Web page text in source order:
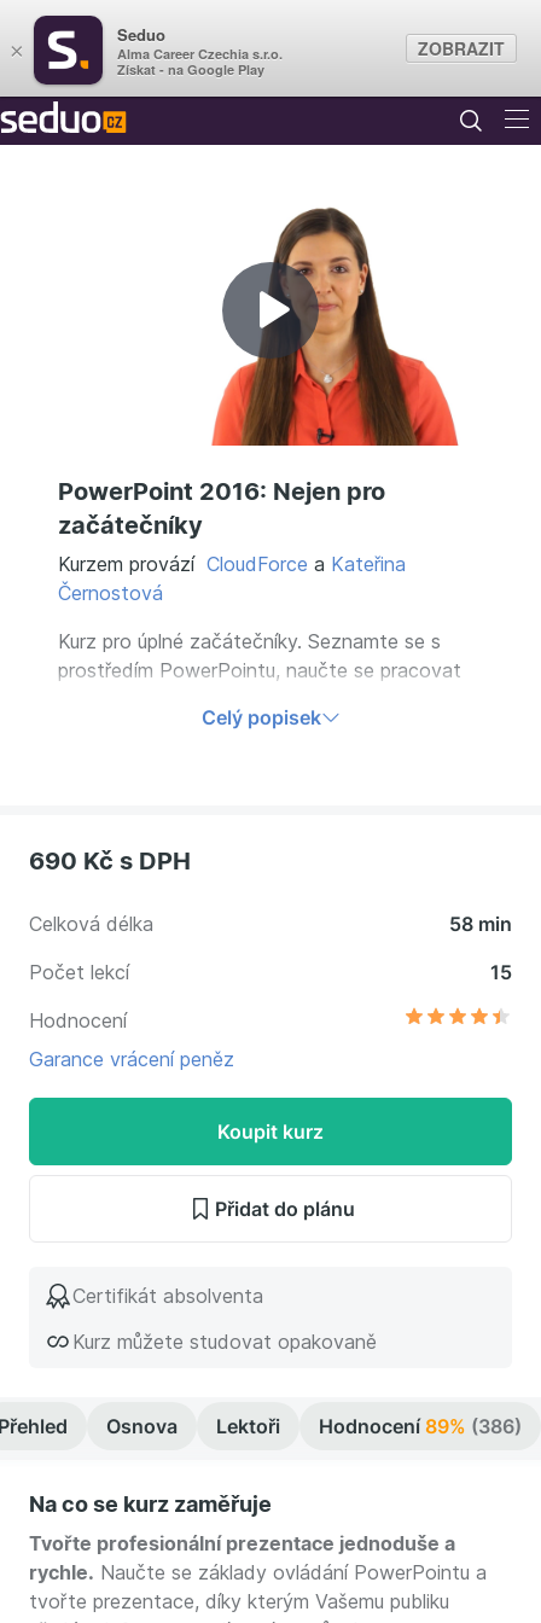
Přehrát
video
PowerPoint 2016: Nejen pro
začátečníky
Kurzem provází CloudForce a Kateřina
Černostová
Kurz pro úplné začátečníky. Seznamte se s
prostředím PowerPointu, naučte se pracovat
kterými zaujmete Vaše publikum. Zároveň si
Celý popisek
690 Kč s DPH
Celková délka
58 min
Počet lekcí
15
Hodnocení
Garance vrácení peněz
Koupit kurz
Přidat do plánu
Certifikát absolventa
Kurz můžete studovat opakovaně
Osnova Lektoři Hodnocení89% (386)
Na co se kurz zaměřuje
Tvořte profesionální prezentace jednoduše a
rychle. Naučte se základy ovládání PowerPointu a
tvořte prezentace, díky kterým Vašemu publiku
×
Seduo
Alma Career Czechia s.r.o.
Získat - na Google Play
ZOBRAZIT